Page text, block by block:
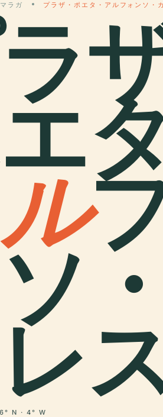
マラガ プラザ・ポエタ・アルフォンソ・
ル
N · 4° W